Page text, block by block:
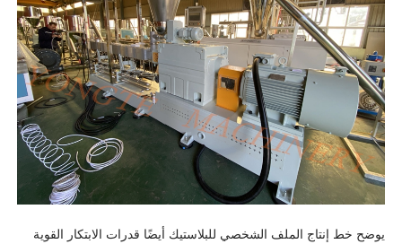
يوضح خط إنتاج الملف الشخصي للبلاستيك أيضًا قدرات الابتكار القوية